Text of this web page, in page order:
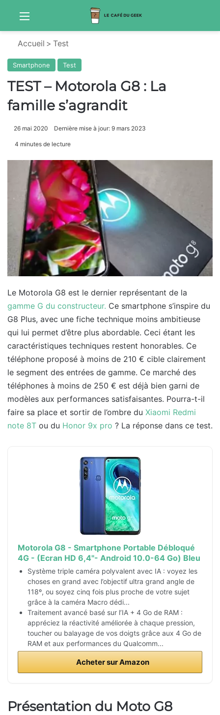
Menu
Accueil > Test
Smartphone Test
TEST – Motorola G8 : La
famille s’agrandit
26 mai 2020 Dernière mise à jour: 9 mars 2023
4 minutes de lecture
Le Motorola G8 est le dernier représentant de la
gamme G du constructeur. Ce smartphone s’inspire du
G8 Plus, avec une fiche technique moins ambitieuse
qui lui permet d’être plus abordable. Ceci étant les
caractéristiques techniques restent honorables. Ce
téléphone proposé à moins de 210 € cible clairement
le segment des entrées de gamme. Ce marché des
téléphones à moins de 250 € est déjà bien garni de
modèles aux performances satisfaisantes. Pourra-t-il
faire sa place et sortir de l’ombre du Xiaomi Redmi
note 8T ou du Honor 9x pro ? La réponse dans ce test.
Motorola G8 - Smartphone Portable Débloqué
4G - (Ecran HD 6,4"- Android 10.0-64 Go) Bleu
Système triple caméra polyvalent avec IA : voyez les
choses en grand avec l’objectif ultra grand angle de
118º, ou soyez cinq fois plus proche de votre sujet
grâce à la caméra Macro dédi...
Traitement avancé basé sur l’IA + 4 Go de RAM :
appréciez la réactivité améliorée à chaque pression,
toucher ou balayage de vos doigts grâce aux 4 Go de
RAM et aux performances du Qualcomm...
Acheter sur Amazon
Présentation du Moto G8